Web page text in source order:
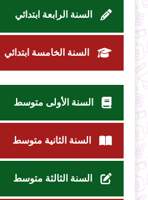
السنة الرابعة ابتدائي
السنة الخامسة ابتدائي
السنة الأولى متوسط
السنة الثانية متوسط
السنة الثالثة متوسط